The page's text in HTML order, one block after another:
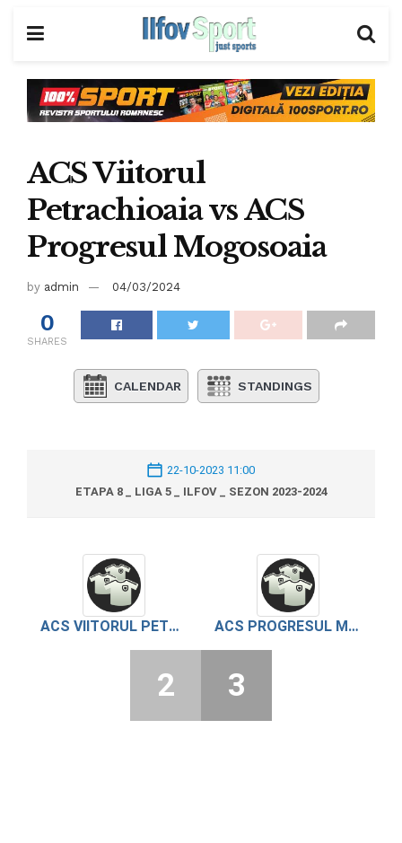
ACS Viitorul
Petrachioaia vs ACS
Progresul Mogosoaia
by admin 04/03/2024
0
SHARES
CALENDAR STANDINGS
22-10-2023 11:00
ETAPA 8 _ LIGA 5 _ ILFOV _ SEZON 2023-2024
ACS VIITORUL PETRACHIOAIA ACS PROGRESUL MOGOSOAIA
2 3